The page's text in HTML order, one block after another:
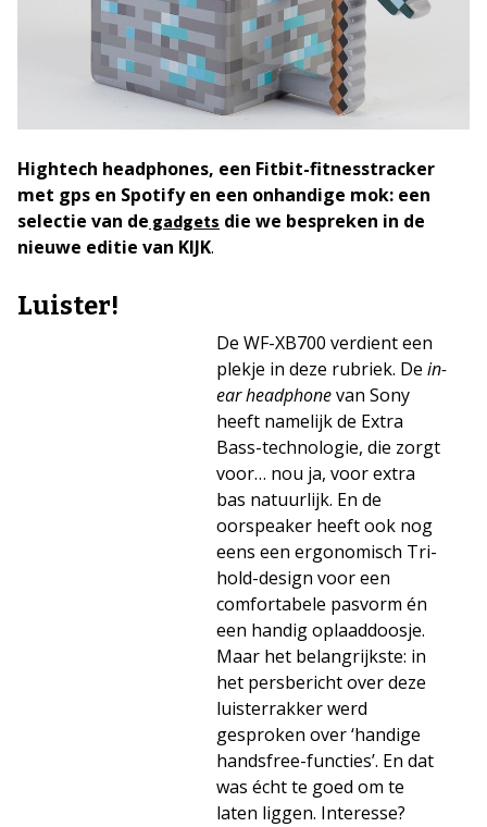
Hightech headphones, een Fitbit-fitnesstracker
met gps en Spotify en een onhandige mok: een
selectie van de gadgets die we bespreken in de
nieuwe editie van KIJK.
Luister!
De WF-XB700 verdient een
plekje in deze rubriek. De in-
ear headphonevan Sony
heeft namelijk de Extra
Bass-technologie, die zorgt
voor… nou ja, voor extra
bas natuurlijk. En de
oorspeaker heeft ook nog
eens een ergonomisch Tri-
hold-design voor een
comfortabele pasvorm én
een handig oplaaddoosje.
Maar het belangrijkste: in
het persbericht over deze
luisterrakker werd
gesproken over ‘handige
handsfree-functies’. En dat
was écht te goed om te
laten liggen. Interesse?